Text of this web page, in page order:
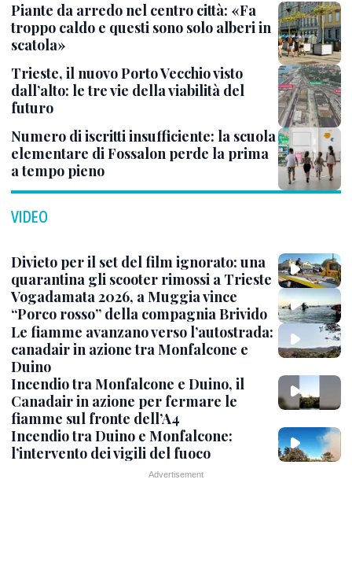
Piante da arredo nel centro città: «Fa
troppo caldo e questi sono solo alberi in
scatola»
Trieste, il nuovo Porto Vecchio visto
dall’alto: le tre vie della viabilità del
futuro
Numero di iscritti insufficiente: la scuola
elementare di Fossalon perde la prima
a tempo pieno
VIDEO
Divieto per il set del film ignorato: una
quarantina gli scooter rimossi a Trieste
Vogadamata 2026, a Muggia vince
“Porco rosso” della compagnia Brivido
Le fiamme avanzano verso l’autostrada:
canadair in azione tra Monfalcone e
Duino
Incendio tra Monfalcone e Duino, il
Canadair in azione per fermare le
fiamme sul fronte dell’A4
Incendio tra Duino e Monfalcone:
l’intervento dei vigili del fuoco